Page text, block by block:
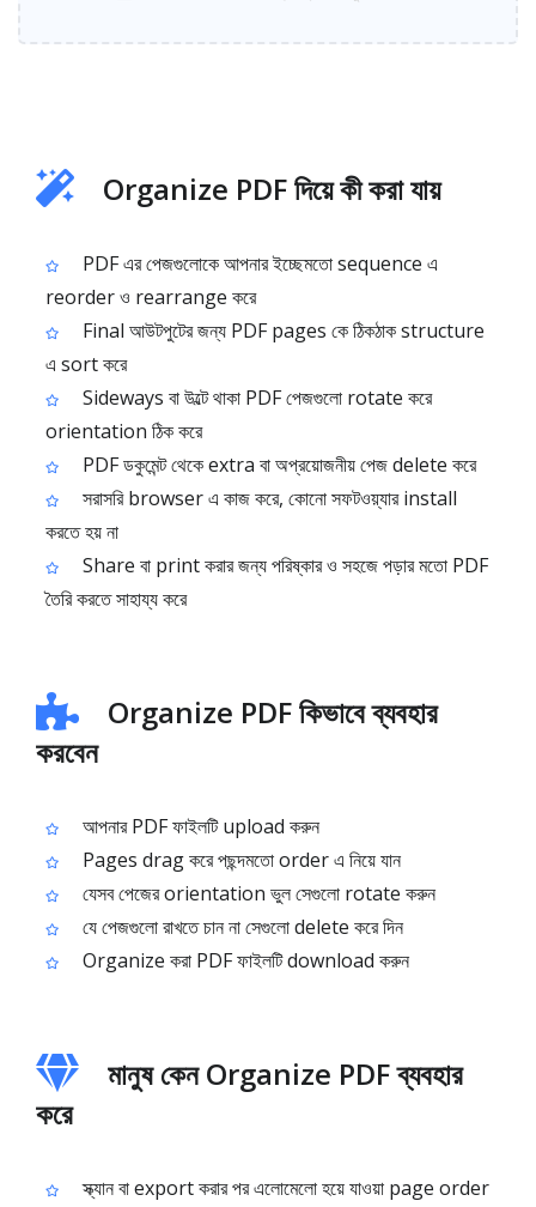
Organize PDF দিয়ে কী করা যায়
PDF এর পেজগুলোকে আপনার ইচ্ছেমতো sequence এ
reorder ও rearrange করে
Final আউটপুটের জন্য PDF pages কে ঠিকঠাক structure
এ sort করে
Sideways বা উল্টে থাকা PDF পেজগুলো rotate করে
orientation ঠিক করে
PDF ডকুমেন্ট থেকে extra বা অপ্রয়োজনীয় পেজ delete করে
সরাসরি browser এ কাজ করে, কোনো সফটওয়্যার install
করতে হয় না
Share বা print করার জন্য পরিষ্কার ও সহজে পড়ার মতো PDF
তৈরি করতে সাহায্য করে
Organize PDF কিভাবে ব্যবহার
করবেন
আপনার PDF ফাইলটি upload করুন
Pages drag করে পছন্দমতো order এ নিয়ে যান
যেসব পেজের orientation ভুল সেগুলো rotate করুন
যে পেজগুলো রাখতে চান না সেগুলো delete করে দিন
Organize করা PDF ফাইলটি download করুন
মানুষ কেন Organize PDF ব্যবহার
করে
স্ক্যান বা export করার পর এলোমেলো হয়ে যাওয়া page order